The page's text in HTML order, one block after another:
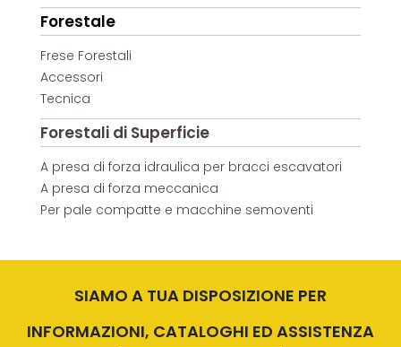
Forestale
Frese Forestali
Accessori
Tecnica
Forestali di Superficie
A presa di forza idraulica per bracci escavatori
A presa di forza meccanica
Per pale compatte e macchine semoventi
SIAMO A TUA DISPOSIZIONE PER
INFORMAZIONI, CATALOGHI ED ASSISTENZA